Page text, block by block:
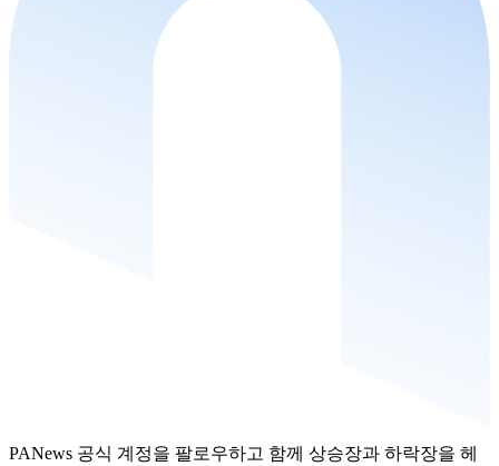
PANews 공식 계정을 팔로우하고 함께 상승장과 하락장을 헤